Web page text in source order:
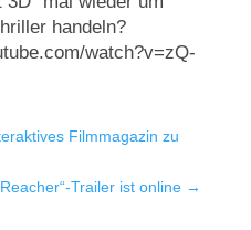
handeln?
watch?v=zQ-
Filmmagazin zu
Trailer ist online →